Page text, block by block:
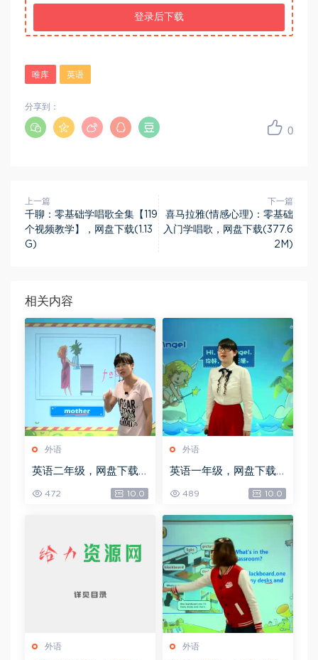
登录后下载
唯库 英语
0
分享到：
上一篇
千聊：零基础学唱歌全集【119
个视频教学】，网盘下载(1.13
G)
下一篇
喜马拉雅(情感心理)：零基础
入门学唱歌，网盘下载(377.6
2M)
相关内容
外语
英语二年级，网盘下载
472 10.0
外语
英语一年级，网盘下载
489 10.0
外语 外语